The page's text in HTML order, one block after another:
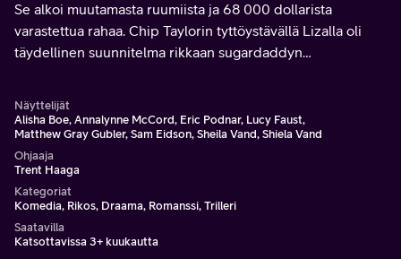
Se alkoi muutamasta ruumiista ja 68 000 dollarista
varastettua rahaa. Chip Taylorin tyttöystävällä Lizalla oli
täydellinen suunnitelma rikkaan sugardaddyn
Näyttelijät
Alisha Boe, Annalynne McCord, Eric Podnar, Lucy Faust,
Matthew Gray Gubler, Sam Eidson, Sheila Vand, Shiela Vand
Ohjaaja
Trent Haaga
Kategoriat
Komedia, Rikos, Draama, Romanssi, Trilleri
Saatavilla
Katsottavissa 3+ kuukautta